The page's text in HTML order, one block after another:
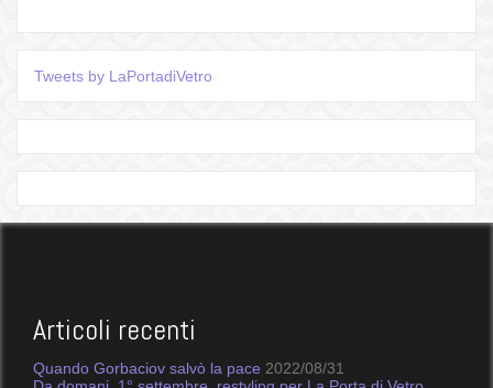
Tweets by LaPortadiVetro
Articoli recenti
Quando Gorbaciov salvò la pace 2022/08/31